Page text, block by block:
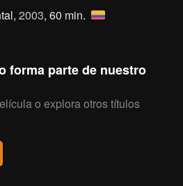
2003, 60 min.
forma parte de nuestro
o explora otros títulos